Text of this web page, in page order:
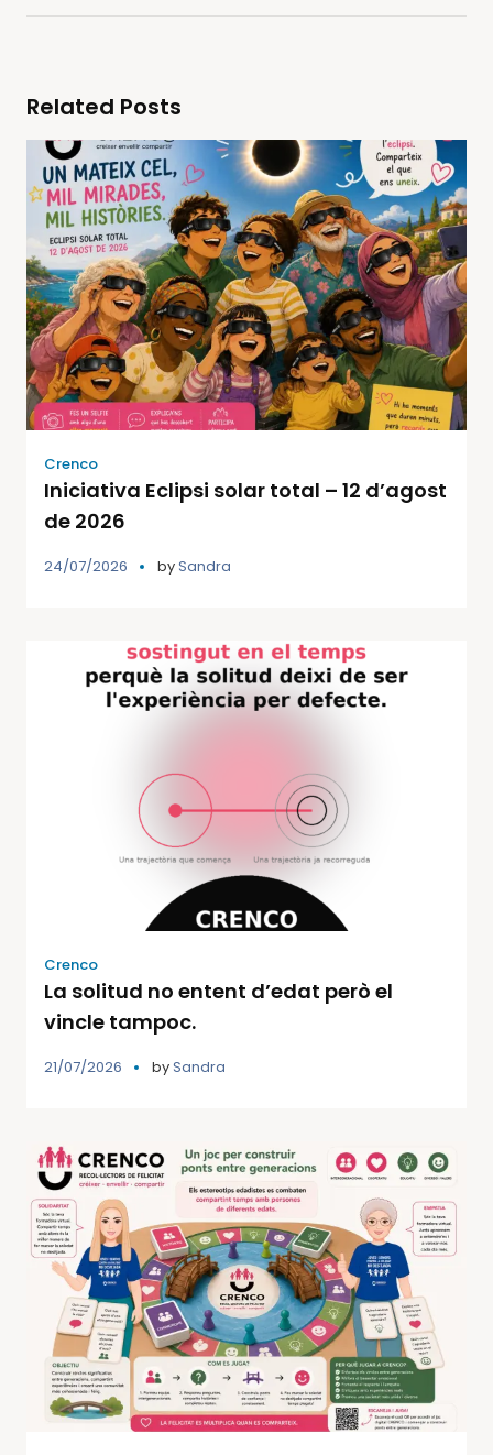
Related Posts
Crenco
Iniciativa Eclipsi solar total – 12 d’agost
de 2026
24/07/2026 bySandra
Crenco
La solitud no entent d’edat però el
vincle tampoc.
21/07/2026 bySandra